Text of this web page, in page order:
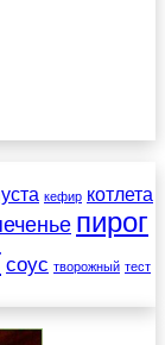
кефир котлета
пирог
соус творожный тест